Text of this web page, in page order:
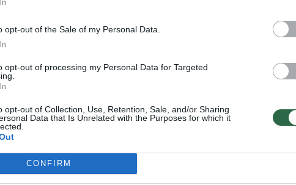
opt-out of the Sale of my Personal Data.
opt-out of processing my Personal Data for Targeted
opt-out of Collection, Use, Retention, Sale, and/or Sharing
Data that Is Unrelated with the Purposes for which it
CONFIRM
Blake'as Hinsonas 14, Bronny Jamesas
Bakeris po 17, Keatonas Wallace'as 13.
Lakers Atlanta Hawks Rodyti daugiau žymių